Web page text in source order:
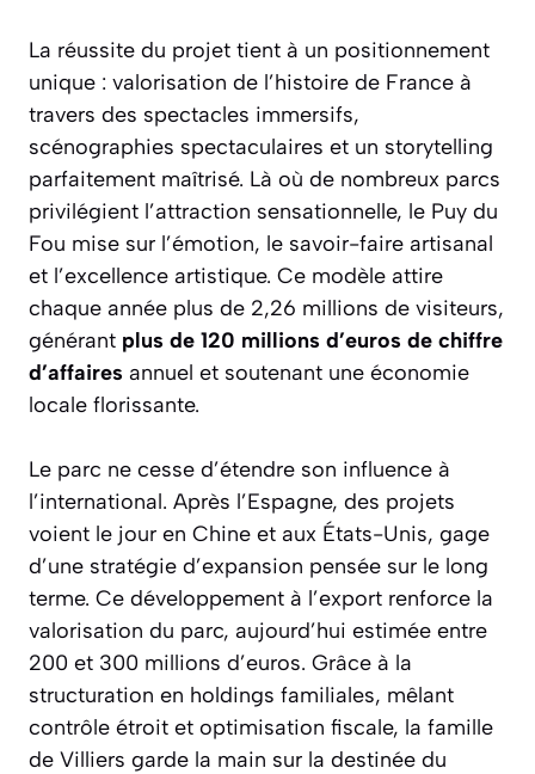
La réussite du projet tient à un positionnement
unique : valorisation de l’histoire de France à
travers des spectacles immersifs,
scénographies spectaculaires et un storytelling
parfaitement maîtrisé. Là où de nombreux parcs
privilégient l’attraction sensationnelle, le Puy du
Fou mise sur l’émotion, le savoir-faire artisanal
et l’excellence artistique. Ce modèle attire
chaque année plus de 2,26 millions de visiteurs,
générant plus de 120 millions d’euros de chiffre
d’affaires annuel et soutenant une économie
locale florissante.
Le parc ne cesse d’étendre son influence à
l’international. Après l’Espagne, des projets
voient le jour en Chine et aux États-Unis, gage
d’une stratégie d’expansion pensée sur le long
terme. Ce développement à l’export renforce la
valorisation du parc, aujourd’hui estimée entre
200 et 300 millions d’euros. Grâce à la
structuration en holdings familiales, mêlant
contrôle étroit et optimisation fiscale, la famille
de Villiers garde la main sur la destinée du